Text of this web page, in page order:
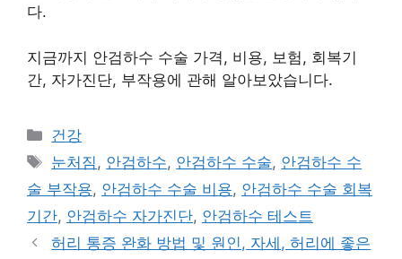
다.
지금까지 안검하수 수술 가격, 비용, 보험, 회복기
간, 자가진단, 부작용에 관해 알아보았습니다.
카
테
리
건강
태
그
눈처짐 , 안검하수, 안검하수 수술, 안검하수 수
술 부작용, 안검하수 수술 비용, 안검하수 수술 회복
기간, 안검하수 자가진단, 안검하수 테스트
허리 통증 완화 방법 및 원인, 자세, 허리에 좋은